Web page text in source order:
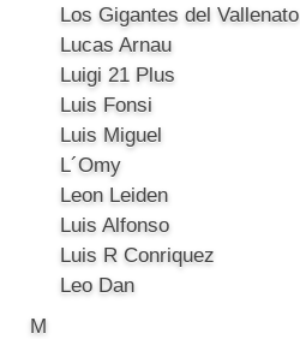
Los Gigantes del Vallenato
Lucas Arnau
Luigi 21 Plus
Luis Fonsi
Luis Miguel
L´Omy
Leon Leiden
Luis Alfonso
Luis R Conriquez
Leo Dan
M